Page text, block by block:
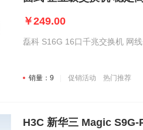
￥249.00
磊科 S16G 16口千兆交换机 网
销量：9 促销活动 热门推荐
H3C 新华三 Magic S9G-